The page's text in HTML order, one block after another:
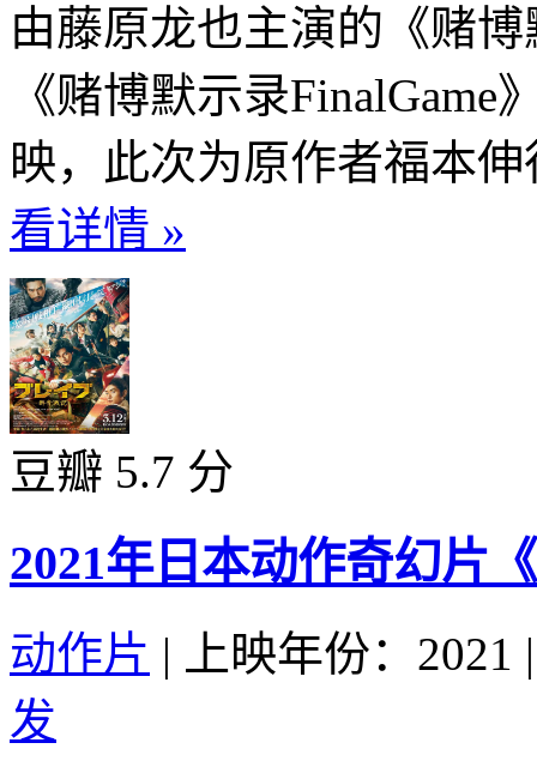
由藤原龙也主演的《赌
《赌博默示录FinalGame
映，此次为原作者福本
看详情 »
豆瓣 5.7 分
2021年日本动作奇幻片
动作片 | 上映年份：2021 |
发